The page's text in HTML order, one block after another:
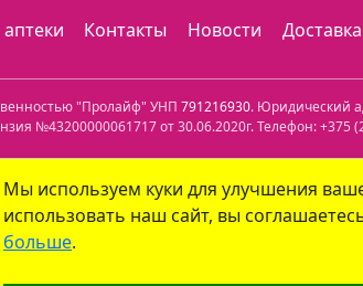
Контакты Новости Доставка
"Пролайф" УНП 791216930. Юридический
№43200000061717 от 30.06.2020г. Телефон:+375
40-3. Телефон: +375 (29) 339-79-59. Электронная
21:00.
Бобруйским городским исполнительным
Мы используем куки для улучшения
использовать наш сайт, вы
больше.